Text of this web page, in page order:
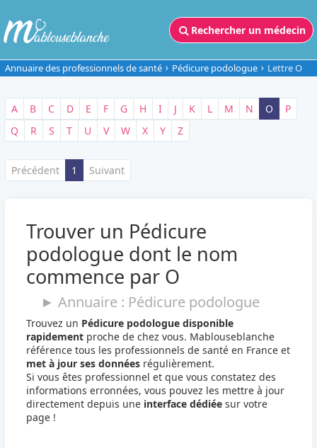
Rechercher un médecin
Annuaire des professionnels de santé Pédicure podologue Lettre O
A B C D E F G H I J K L M N O
P
Q
R S T U V W X Y Z
Précédent 1 Suivant
Trouver un Pédicure
podologue dont le nom
commence par O
► Annuaire : Pédicure podologue
Trouvez un Pédicure podologue disponible
rapidement proche de chez vous. Mablouseblanche
référence tous les professionnels de santé en France et
met à jour ses données régulièrement.
Si vous êtes professionnel et que vous constatez des
informations erronnées, vous pouvez les mettre à jour
directement depuis une interface dédiée sur votre
page !